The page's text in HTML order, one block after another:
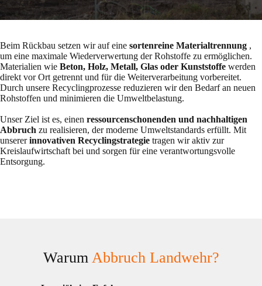
Beim Rückbau setzen wir auf eine sortenreine Materialtrennung ,
um eine maximale Wiederverwertung der Rohstoffe zu ermöglichen.
Materialien wie Beton, Holz, Metall, Glas oder Kunststoffe werden
direkt vor Ort getrennt und für die Weiterverarbeitung vorbereitet.
Durch unsere Recyclingprozesse reduzieren wir den Bedarf an neuen
Rohstoffen und minimieren die Umweltbelastung.
Unser Ziel ist es, einen ressourcenschonenden und nachhaltigen
Abbruch zu realisieren, der moderne Umweltstandards erfüllt. Mit
unsererinnovativen Recyclingstrategie tragen wir aktiv zur
Kreislaufwirtschaft bei und sorgen für eine verantwortungsvolle
Entsorgung.
Warum Abbruch Landwehr?